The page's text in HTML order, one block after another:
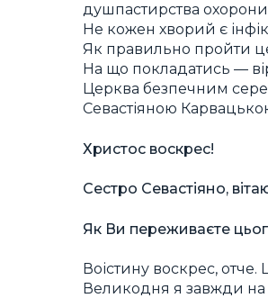
душпастирства охорони
Не кожен хворий є
Як правильно пройти
На що покладатись —
Церква безпечним
Севастіяною
Христос воскрес!
Сестро Севастіяно,
Як Ви переживаєте
Воістину воскрес,
Великодня я завжди на